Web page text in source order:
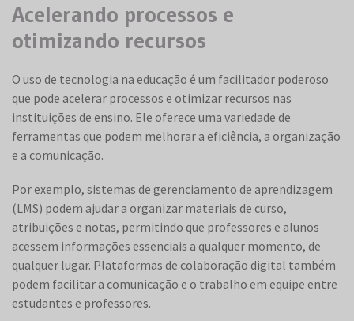
Acelerando processos e
otimizando recursos
O uso de tecnologia na educação é um facilitador poderoso
que pode acelerar processos e otimizar recursos nas
instituições de ensino. Ele oferece uma variedade de
ferramentas que podem melhorar a eficiência, a organização
e a comunicação.
Por exemplo, sistemas de gerenciamento de aprendizagem
(LMS) podem ajudar a organizar materiais de curso,
atribuições e notas, permitindo que professores e alunos
acessem informações essenciais a qualquer momento, de
qualquer lugar. Plataformas de colaboração digital também
podem facilitar a comunicação e o trabalho em equipe entre
estudantes e professores.